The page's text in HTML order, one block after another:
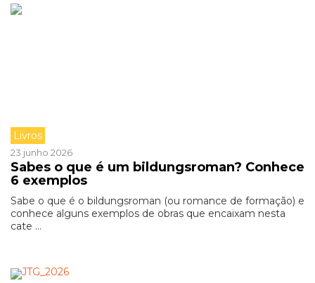
Livros
23 junho 2026
Sabes o que é um bildungsroman? Conhece
6 exemplos
Sabe o que é o bildungsroman (ou romance de formação) e
conhece alguns exemplos de obras que encaixam nesta
cate ...